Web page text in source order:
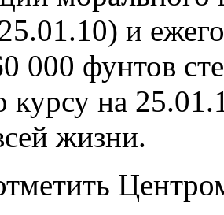
и
000 фунтов
курсу на
жизни.